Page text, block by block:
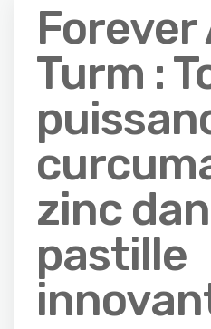
Forever
Turm :
zinc
pastille